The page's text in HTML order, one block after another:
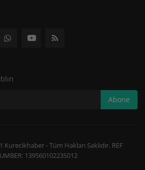
Abone
Kurecikhaber - Tüm Hakları Saklıdır. REF
13956010223S012